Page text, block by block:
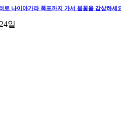
로 나이아가라 폭포까지 가서 봄꽃을 감상하세
일